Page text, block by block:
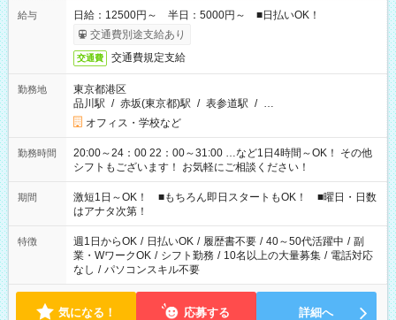
給与
日給：12500円～ 半日：5000円～ ■日払いOK！
交通費別途支給あり
交通費 交通費規定支給
勤務地
東京都港区
品川駅 / 赤坂(東京都)駅 / 表参道駅 / …
オフィス・学校など
勤務時間
20:00～24：00 22：00～31:00 …など1日4時間～OK！ その他
シフトもございます！ お気軽にご相談ください！
期間
激短1日～OK！ ■もちろん即日スタートもOK！ ■曜日・日数
はアナタ次第！
特徴 週1日からOK / 日払いOK / 履歴書不要 / 40～50代活躍中 / 副
業・WワークOK / シフト勤務 / 10名以上の大量募集 / 電話対応
なし / パソコンスキル不要
気になる！ 応募する 詳細へ